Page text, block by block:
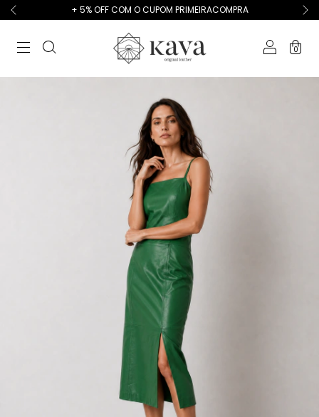
+ 5% OFF COM O CUPOM PRIMEIRACOMPRA
0